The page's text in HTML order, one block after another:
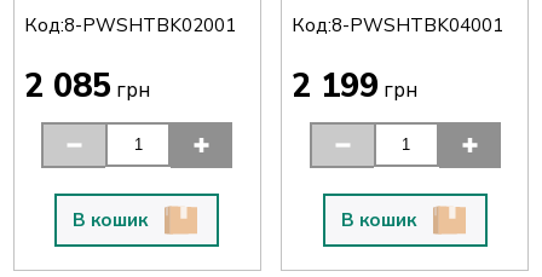
PWSHTBK02001
Код:8-PWSHTBK02001
2 085 грн
В кошик
PWSHTBK04001
Код:8-PWSHTBK04001
2 199 грн
В кошик